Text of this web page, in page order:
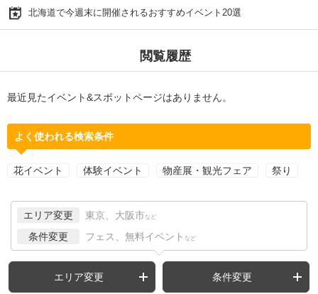
北海道で今週末に開催されるおすすめイベント20選
閲覧履歴
最近見たイベント&スポットページはありません。
よく使われる検索条件
花イベント 体験イベント 物産展・観光フェア 祭り
エリア変更 東京、大阪市 など
条件変更 フェス、無料イベント など
エリア変更 条件変更